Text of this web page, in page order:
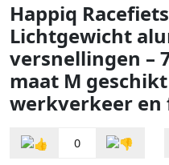
Happiq
Lichtgewicht
versnellingen –
maat M
werkverkeer en
0